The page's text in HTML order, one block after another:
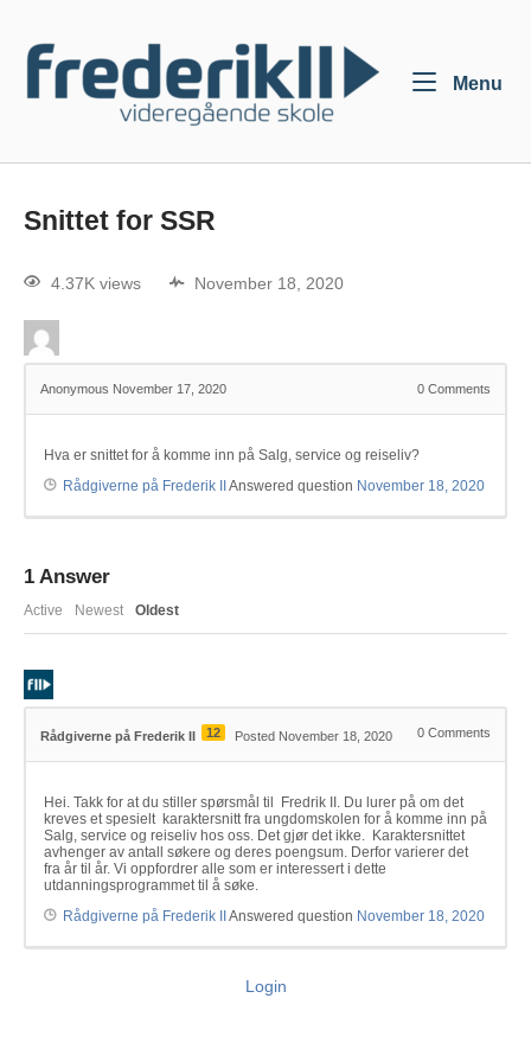
Menu
Snittet for SSR
4.37K views November 18, 2020
Anonymous November 17, 2020 0 Comments
Hva er snittet for å komme inn på Salg, service og reiseliv?
Rådgiverne på Frederik II
Answered question November 18, 2020
1 Answer
Active Newest Oldest
Rådgiverne på Frederik II 12 Posted November 18, 2020 0 Comments
Hei. Takk for at du stiller spørsmål til Fredrik II. Du lurer på om det
kreves et spesielt karaktersnitt fra ungdomskolen for å komme inn på
Salg, service og reiseliv hos oss. Det gjør det ikke. Karaktersnittet
avhenger av antall søkere og deres poengsum. Derfor varierer det
fra år til år. Vi oppfordrer alle som er interessert i dette
utdanningsprogrammet til å søke.
Rådgiverne på Frederik II
Answered question November 18, 2020
Login